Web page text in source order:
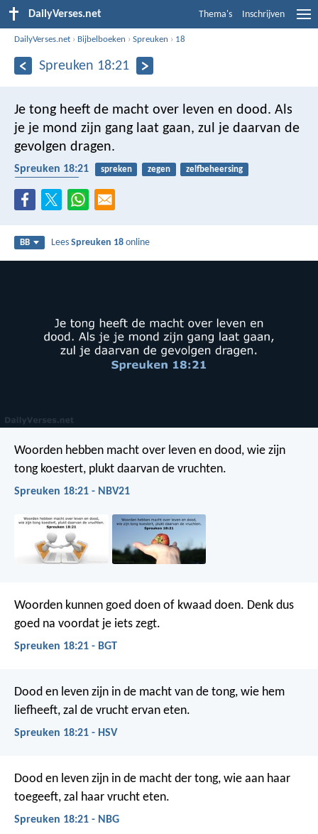
DailyVerses.net Thema's Inschrijven
DailyVerses.net › Bijbelboeken ›Spreuken › 18
Spreuken 18:21
Je tong heeft de macht over leven en dood. Als
je je mond zijn gang laat gaan, zul je daarvan de
gevolgen dragen.
Spreuken 18:21 spreken zegen
zelfbeheersing
BB LeesSpreuken 18 online
Woorden hebben macht over leven en dood, wie zijn
tong koestert, plukt daarvan de vruchten.
Spreuken 18:21 - NBV21
Woorden kunnen goed doen of kwaad doen. Denk dus
goed na voordat je iets zegt.
Spreuken 18:21 - BGT
Dood en leven zijn in de macht van de tong, wie hem
liefheeft, zal de vrucht ervan eten.
Spreuken 18:21 - HSV
Dood en leven zijn in de macht der tong, wie aan haar
toegeeft, zal haar vrucht eten.
Spreuken 18:21 - NBG